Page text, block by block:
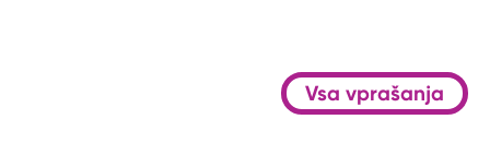
Vsa vprašanja